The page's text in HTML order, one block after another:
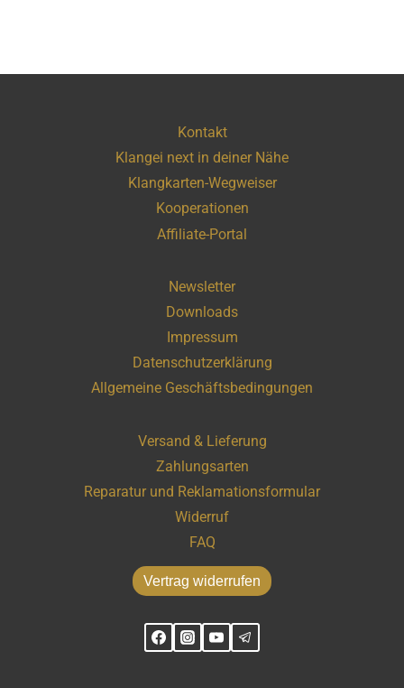
Kontakt
Klangei next in deiner Nähe
Klangkarten-Wegweiser
Kooperationen
Affiliate-Portal
Newsletter
Downloads
Impressum
Datenschutzerklärung
Allgemeine Geschäftsbedingungen
Versand & Lieferung
Zahlungsarten
Reparatur und Reklamationsformular
Widerruf
FAQ
Vertrag widerrufen